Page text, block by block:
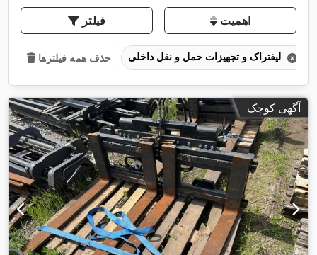
فیلتر اهمیت
حذف همه فیلترها
آگهی کوچک